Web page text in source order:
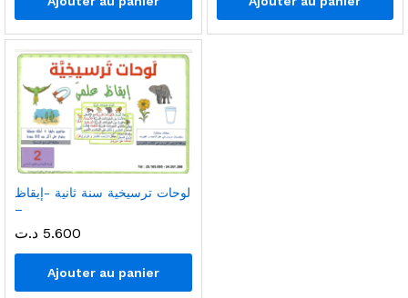
لوحات ترسيخية سنة ثانية -إيقاظ
–
5.600 د.ت
Ajouter au panier